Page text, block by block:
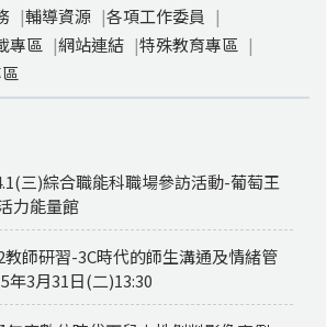
輔導資源
各項工作委員
專區 網站連結
特殊教育專區
三)綜合職能科職場參訪活動-葡萄王
力能量館
教師研習-3C時代的師生溝通及情緒管
年3月31日(二)13:30